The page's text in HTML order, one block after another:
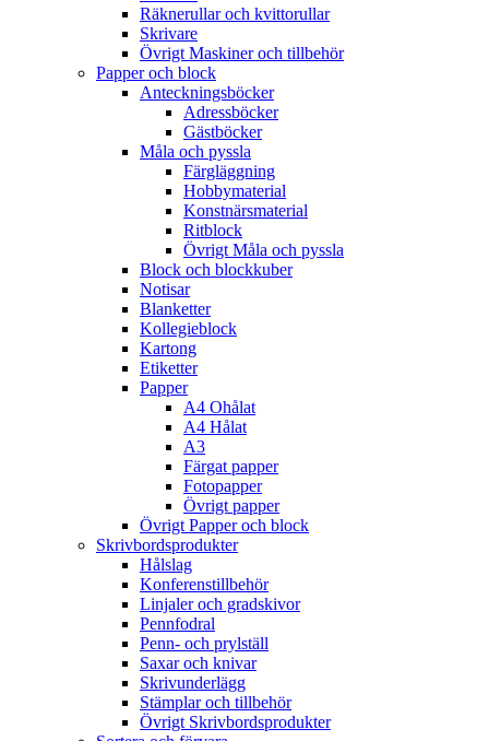
Räknerullar och kvittorullar
Skrivare
Övrigt Maskiner och tillbehör
Papper och block
Anteckningsböcker
Adressböcker
Gästböcker
Måla och pyssla
Färgläggning
Hobbymaterial
Konstnärsmaterial
Ritblock
Övrigt Måla och pyssla
Block och blockkuber
Notisar
Blanketter
Kollegieblock
Kartong
Etiketter
Papper
A4 Ohålat
A4 Hålat
A3
Färgat papper
Fotopapper
Övrigt papper
Övrigt Papper och block
Skrivbordsprodukter
Hålslag
Konferenstillbehör
Linjaler och gradskivor
Pennfodral
Penn- och prylställ
Saxar och knivar
Skrivunderlägg
Stämplar och tillbehör
Övrigt Skrivbordsprodukter